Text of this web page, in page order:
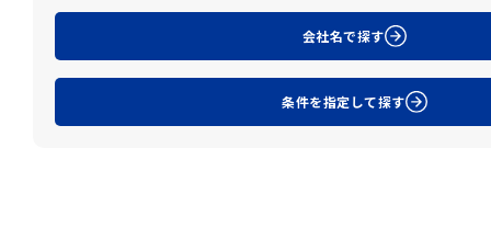
会社名で探す
条件を指定して探す